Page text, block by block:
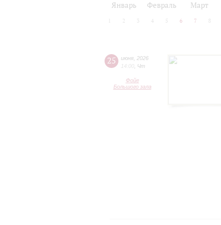
Январь Февраль Март
2 3 4 5 6 7 8
25 июня 2026
14:00 Чт
Фойе
Большого зала